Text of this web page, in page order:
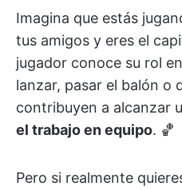
Imagina que estás
tus amigos y eres el
jugador conoce su rol
lanzar, pasar el balón o
contribuyen a alcanzar
el trabajo en equipo. 🏀
Pero si realmente